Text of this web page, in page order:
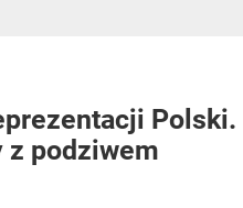
Polski.
z podziwem